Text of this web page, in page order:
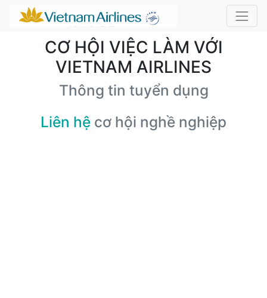
CƠ HỘI VIỆC LÀM VỚI
VIETNAM AIRLINES
Thông tin tuyển dụng
Liên hệ cơ hội nghề nghiệp